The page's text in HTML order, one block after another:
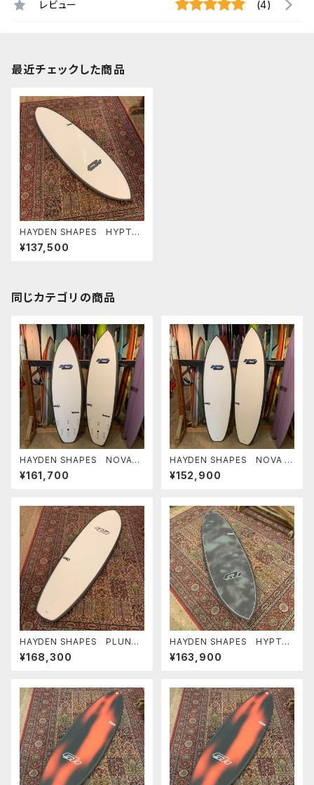
レビュー (4)
最近チェックした商品
HAYDEN SHAPES HYPTO
KRYPTO FUTURE FLEX ヘイ
デンシェイプス ヒプトクリプト
¥137,500
同じカテゴリの商品
HAYDEN SHAPES NOVA
6'0" FUTURE FLEX ヘイデ
ンシェイプス
¥161,700
HAYDEN SHAPES NOVA F
UTURE FLEX ヘイデンシェ
イプス ニューモデル
¥152,900
HAYDEN SHAPES PLUNDE
R FUTURE FLEX ヘイデン
シェイプス ヒプトクリプト 小
¥168,300
HAYDEN SHAPES HYPTO
KRYPTO FUTURE FLEX TIE
DYE GREEN NEW COLOR ヘ
¥163,900